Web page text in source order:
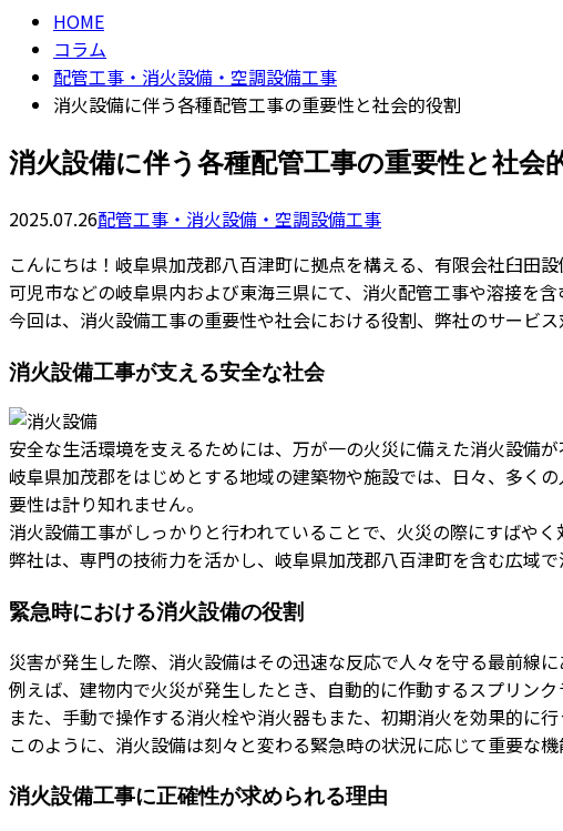
HOME
コラム
配管工事・消火設備・空調設備工事
消火設備に伴う各種配管工事の重要性と社会的役割
消火設備に伴う各種配管工事の重要性と社会
2025.07.26配管工事・消火設備・空調設備工事
こんにちは！岐阜県加茂郡八百津町に拠点を構える、有限会社臼田設
可児市などの岐阜県内および東海三県にて、消火配管工事や溶接を含
今回は、消火設備工事の重要性や社会における役割、弊社のサービス
消火設備工事が支える安全な社会
安全な生活環境を支えるためには、万が一の火災に備えた消火設備が
岐阜県加茂郡をはじめとする地域の建築物や施設では、日々、多く
要性は計り知れません。
消火設備工事がしっかりと行われていることで、火災の際にすばや
弊社は、専門の技術力を活かし、岐阜県加茂郡八百津町を含む広域で
緊急時における消火設備の役割
災害が発生した際、消火設備はその迅速な反応で人々を守る最前線に
例えば、建物内で火災が発生したとき、自動的に作動するスプリン
また、手動で操作する消火栓や消火器もまた、初期消火を効果的に行
このように、消火設備は刻々と変わる緊急時の状況に応じて重要な
消火設備工事に正確性が求められる理由